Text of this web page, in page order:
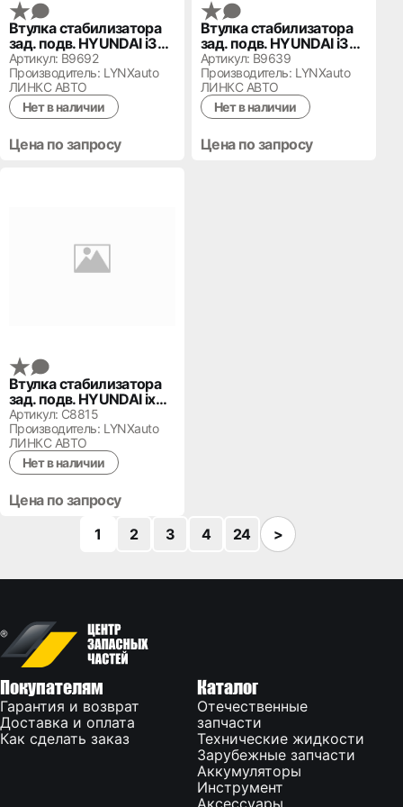
Втулка стабилизатора
зад. подв. HYUNDAI i30
55513-2L000
Артикул: B9692
Производитель: LYNXauto
ЛИНКС АВТО
Нет в наличии
Цена по запросу
Втулка стабилизатора
зад. подв. HYUNDAI i30
55513-3N200
Артикул: B9639
Производитель: LYNXauto
ЛИНКС АВТО
Нет в наличии
Цена по запросу
Втулка стабилизатора
зад. подв. HYUNDAI ix35
55513-2Y001
Артикул: C8815
Производитель: LYNXauto
ЛИНКС АВТО
Нет в наличии
Цена по запросу
1
2 3 4 24 >
Покупателям
Гарантия и возврат
Доставка и оплата
Как сделать заказ
Каталог
Отечественные
запчасти
Технические жидкости
Зарубежные запчасти
Аккумуляторы
Инструмент
Аксессуары